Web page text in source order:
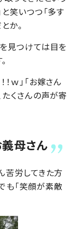
笑いつつ「多す
か。
見つけては目を
ｗ」「お嫁さん
たくさんの声が寄
母さん
苦労してきた方
も「笑顔が素敵